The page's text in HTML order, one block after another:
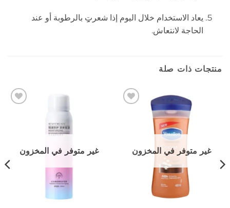
يعاد الاستخدام خلال اليوم إذا شعرتِِِِِِِِ بالرطوبة أو عند
الحاجة لانتعاش.
منتجات ذات صلة
غير متوفر في المخزون غير متوفر في المخزون